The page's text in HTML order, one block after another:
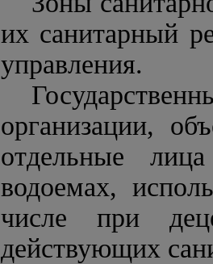
их санитарный
управления.
организации,
отдельные
водоемах,
числе при
действующих